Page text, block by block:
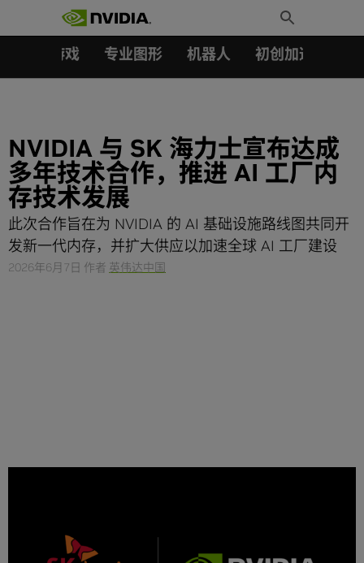
Toggle
Search
游戏 专业图形 机器人 初创加速会员成
NVIDIA 与 SK 海力士宣布达成
多年技术合作，推进 AI 工厂内
存技术发展
此次合作旨在为 NVIDIA 的 AI 基础设施路线图共同开
发新一代内存，并扩大供应以加速全球 AI 工厂建设
2026年6月7日 作者 英伟达中国